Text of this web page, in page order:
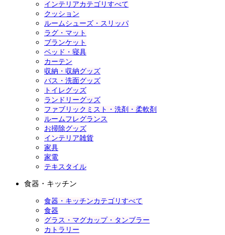
インテリアカテゴリすべて
クッション
ルームシューズ・スリッパ
ラグ・マット
ブランケット
ベッド・寝具
カーテン
収納・収納グッズ
バス・洗面グッズ
トイレグッズ
ランドリーグッズ
ファブリックミスト・洗剤・柔軟剤
ルームフレグランス
お掃除グッズ
インテリア雑貨
家具
家電
テキスタイル
食器・キッチン
食器・キッチンカテゴリすべて
食器
グラス・マグカップ・タンブラー
カトラリー